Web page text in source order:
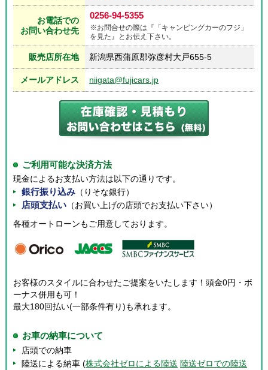
お電話での
お問い合わせ先
0256-94-5355
※お問合せの際は『「キャンピングカーのフジ」
を見た』とお伝え下さい。
販売店所在地 新潟県西蒲原郡弥彦村大戸655-5
メールアドレス niigata@fujicars.jp
ご利用可能な決済方法
現金によるお支払い方法は以下の通りです。
銀行振り込み （りそな銀行）
店頭支払い （お買い上げの店頭でお支払い下さい）
各種オートローンもご用意しております。
お客様のスタイルに合わせたご提案をいたします！頭金0円・ボ
ーナス併用も可！
最大180回払い(一部条件有り)も承れます。
お車の納車について
店頭での納車
陸送による納車 (株式会社ゼロによる陸送 陸送ゼロでの陸送